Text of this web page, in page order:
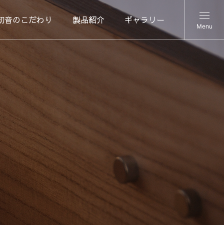
音のこだわり 製品紹介 ギャラリー
Menu